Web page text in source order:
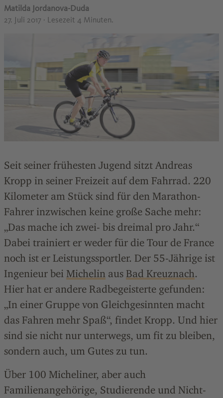
Matilda Jordanova-Duda
27. Juli 2017 · Lesezeit 4 Minuten.
Seit seiner frühesten Jugend sitzt Andreas
Kropp in seiner Freizeit auf dem Fahrrad. 220
Kilometer am Stück sind für den Marathon-
Fahrer inzwischen keine große Sache mehr:
„Das mache ich zwei- bis dreimal pro Jahr.“
Dabei trainiert er weder für die Tour de France
noch ist er Leistungssportler. Der 55-Jährige ist
Ingenieur bei Michelin aus Bad Kreuznach.
Hier hat er andere Radbegeisterte gefunden:
„In einer Gruppe von Gleichgesinnten macht
das Fahren mehr Spaß“, findet Kropp. Und hier
sind sie nicht nur unterwegs, um fit zu bleiben,
sondern auch, um Gutes zu tun.
Über 100 Micheliner, aber auch
Familienangehörige, Studierende und Nicht-